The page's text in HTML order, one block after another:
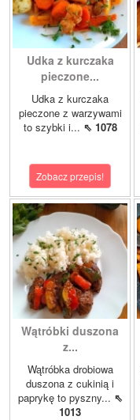
Udka z kurczaka
pieczone...
Udka z kurczaka
pieczone z warzywami
to szybki i... ⇖ 1078
Zobacz przepis!
Wątróbki duszona
z...
Wątróbka drobiowa
duszona z cukinią i
paprykę to pyszny... ⇖
1013